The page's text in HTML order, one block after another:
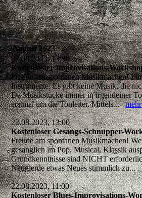
August 2023
22.08.2023, 13:30
Kostenloster Improvisations-
Freude am spontanen Musikmachen!
Instrumente. Es gibt keine Musik, die
Da Musikstücke immer in irgendeiner
erstmal um die Tonleiter. Mittels...mehr
22.08.2023, 13:00
Kostenloser Gesangs-Schnupper-
Freude am spontanen Musikmachen!
gesanglich im Pop, Musical, Klassik
Grundkenntnisse sind NICHT
Neugierde etwas Neues stimmlich zu...
22.08.2023, 11:00
Kostenloser Blues-Improvisations-